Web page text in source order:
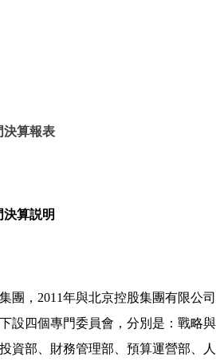
決算報表
決算説明
，2011年與北京控股集團有限公
設四個專門委員會，分別是：戰略
部、財務管理部、預算運營部、人